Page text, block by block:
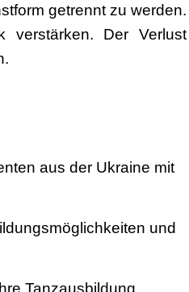
getrennt zu werden.
verstärken. Der Verlust
aus der Ukraine mit
und
Tanzausbildung